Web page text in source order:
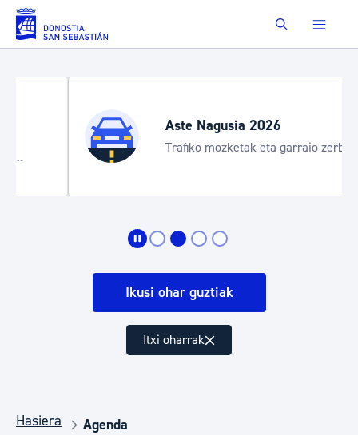
Eduki nagusira joan Buscar
Aste Nagusia 2026
Trafiko mozketak eta garraio zerbitzu
bereziak
Ikusi ohar guztiak
Itxi oharrak
Hasiera Agenda